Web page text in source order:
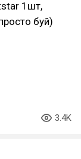
1шт,
буй)
3.4K